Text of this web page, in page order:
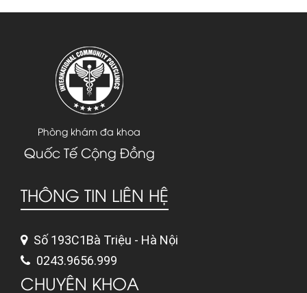
Phòng khám đa khoa
Quốc Tế Cộng Đồng
THÔNG TIN LIÊN HỆ
Số 193C1Bà Triệu - Hà Nội
0243.9656.999
CHUYÊN KHOA